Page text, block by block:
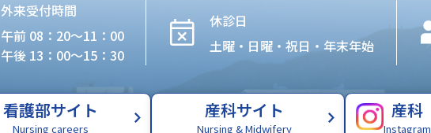
外来受付時間
午前 08：20〜11：00
午後 13：00〜15：30
休診日
土曜・日曜・祝日・年末年始
看護部サイト
Nursing careers
産科サイト
Nursing & Midwifery
産科
Instagram